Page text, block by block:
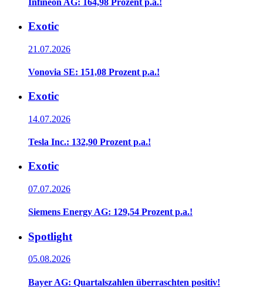
Exotic
21.07.2026
Vonovia SE: 151,08 Prozent p.a.!
Exotic
14.07.2026
Tesla Inc.: 132,90 Prozent p.a.!
Exotic
07.07.2026
Siemens Energy AG: 129,54 Prozent p.a.!
Spotlight
05.08.2026
Bayer AG: Quartalszahlen überraschten positiv!